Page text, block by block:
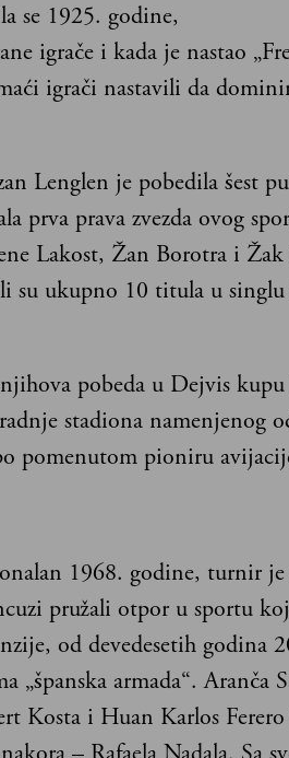
se 1925. godine,
igrače i kada je nastao
igrači nastavili da
Lenglen je pobedila šest
prva prava zvezda ovog
Lakost, Žan Borotra i
su ukupno 10 titula u
pobeda u Dejvis
stadiona namenjenog
pomenutom pioniru
1968. godine, turnir
pružali otpor u sportu
od devedesetih godina
„španska armada“. Aranča
Kosta i Huan Karlos